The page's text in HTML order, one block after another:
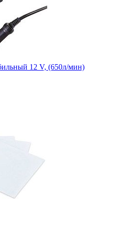
12 V, (650л/мин)